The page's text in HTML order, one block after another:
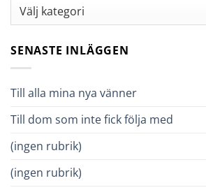
Kategorier
SENASTE INLÄGGEN
Till alla mina nya vänner
Till dom som inte fick följa med
(ingen rubrik)
(ingen rubrik)